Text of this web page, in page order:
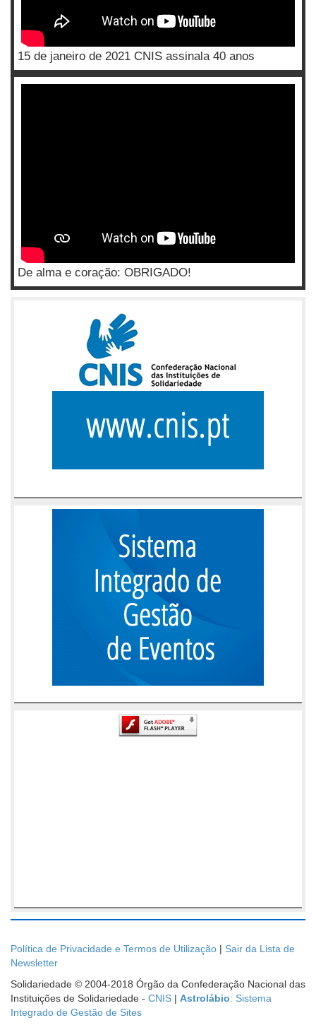
15 de janeiro de 2021 CNIS assinala 40 anos
De alma e coração: OBRIGADO!
Política de Privacidade e Termos de Utilização | Sair da Lista de
Newsletter
Solidariedade © 2004-2018 Órgão da Confederação Nacional das
Instituições de Solidariedade - CNIS | Astrolábio: Sistema
Integrado de Gestão de Sites